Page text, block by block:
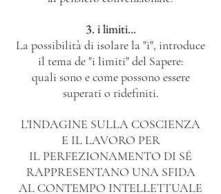
3. i limiti...
La possibilità di isolare la "i", introduce
il tema de "i limiti" del Sapere:
quali sono e come possono essere
superati o ridefiniti.
L'INDAGINE SULLA COSCIENZA
E IL LAVORO PER
IL PERFEZIONAMENTO DI SÉ
RAPPRESENTANO UNA SFIDA
AL CONTEMPO INTELLETTUALE